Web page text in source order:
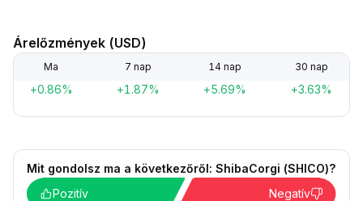
Árelőzmények (USD)
Ma 7 nap 14 nap 30 nap
+0.86% +1.87% +5.69% +3.63%
Mit gondolsz ma a következőről: ShibaCorgi (SHICO)?
Pozitív
Negatív